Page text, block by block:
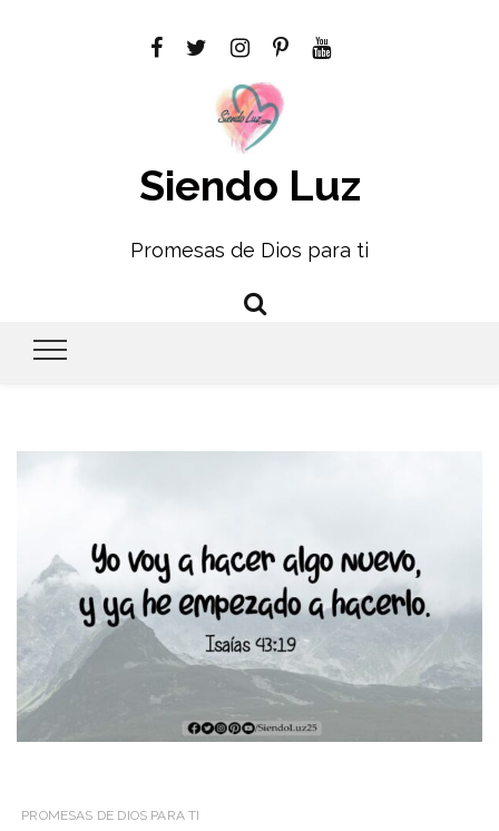
Siendo Luz
Promesas de Dios para ti
PROMESAS DE DIOS PARA TI